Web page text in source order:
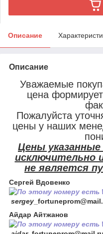
Описание
Описание
Уважаемые
цена
Пожалуйста
цены у наших
Цены
исключительно
не является
Сергей Вдовенко +7
sergey
Айдар Айтжанов
+7